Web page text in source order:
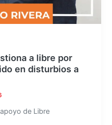
a libre por
en disturbios a
de Libre